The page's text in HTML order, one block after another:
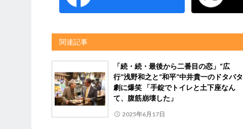
関連記事
「続・続・最後から二番目の恋」“広
行”浅野和之と“和平”中井貴一のドタバタ
劇に爆笑 「手錠でトイレと土下座なん
て、腹筋崩壊した」
2025年6月17日